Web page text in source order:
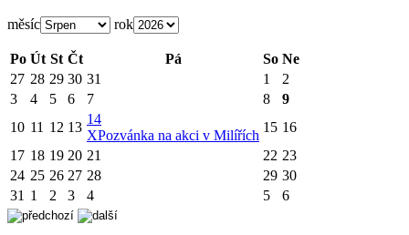
měsíc rok
Po Út St Čt Pá So Ne
27 28 29 30 31 1
2
3
4 5 6 7 8
9
10 11 12 13
14
XPozvánka na akci v Milířích
15 16
17 18 19 20 21 22 23
24 25 26 27 28 29 30
31 1 2 3 4 5 6